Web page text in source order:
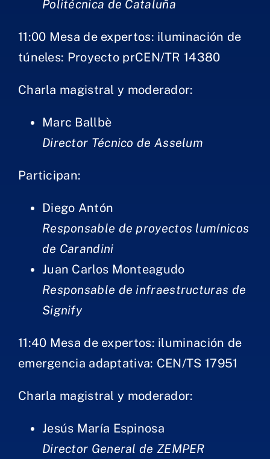
Politécnica de Cataluña​
​11:00 Mesa de expertos: ilu​minación de
túneles: Proyecto prCEN/TR 14380
Charla magistral y moderador:​
Marc Ballbè
Director Técnico de Asselum
Participan:​
Diego Antón
Responsable de proyectos lumínicos
de Carandini​
Juan Carlos Monteagudo
Responsable de infraestructuras de
Signify​
11:40 Mesa de expertos: iluminación de
emergencia adaptativa: CEN/TS 17951
Charla magistral y moderador:​
Jesús María Espinosa
Director General de ZEMPER